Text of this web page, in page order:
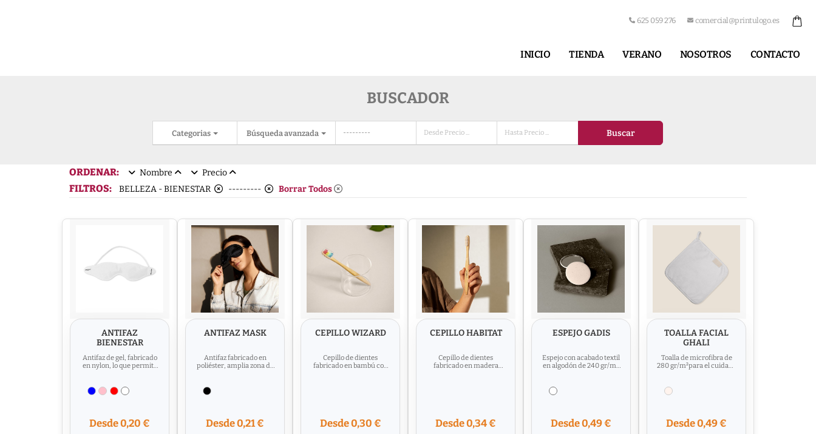
625 059 276 comercial@printulogo.es
INICIO TIENDA VERANO NOSOTROS CONTACTO
BUSCADOR
Categorias Búsqueda avanzada Buscar
ORDENAR: Nombre Precio
FILTROS: BELLEZA - BIENESTAR --------- Borrar Todos
ANTIFAZ
BIENESTAR
Antifaz de gel, fabricado
en nylon, lo que permite
de...
Desde 0,20 €
ANTIFAZ MASK
Antifaz fabricado en
poliéster, amplia zona de
Desde 0,21 €
CEPILLO WIZARD
Cepillo de dientes
fabricado en bambú con
Desde 0,30 €
CEPILLO HABITAT
Cepillo de dientes
fabricado en madera
Desde 0,34 €
ESPEJO GADIS
Espejo con acabado textil
en algodón de 240 gr/m².
Desde 0,49 €
TOALLA FACIAL
GHALI
Toalla de microfibra de
280 gr/m²para el cuidado
Desde 0,49 €